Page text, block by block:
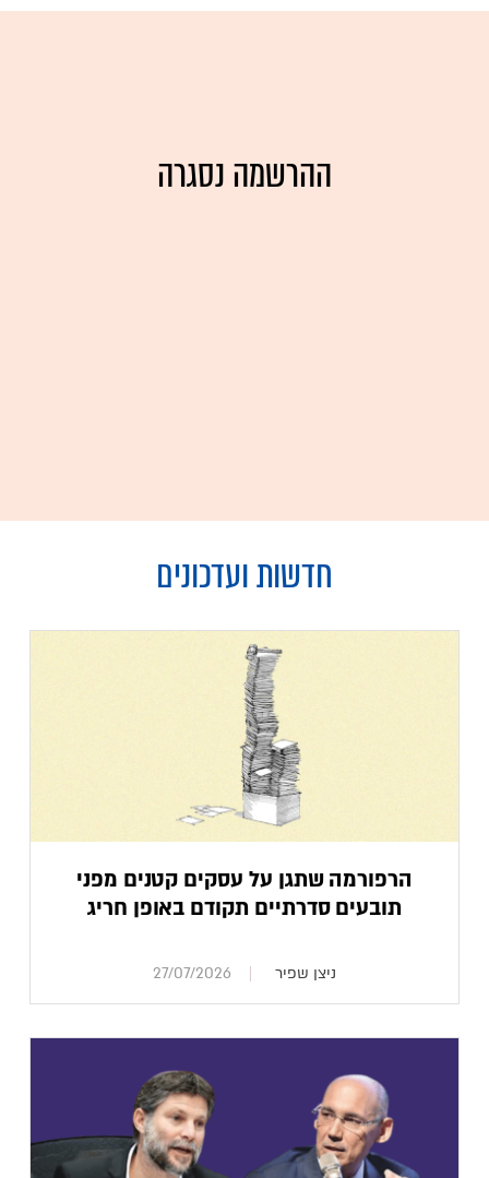
ההרשמה נסגרה
חדשות ועדכונים
הרפורמה שתגן על עסקים קטנים מפני
תובעים סדרתיים תקודם באופן חריג
ניצן שפיר 27/07/2026